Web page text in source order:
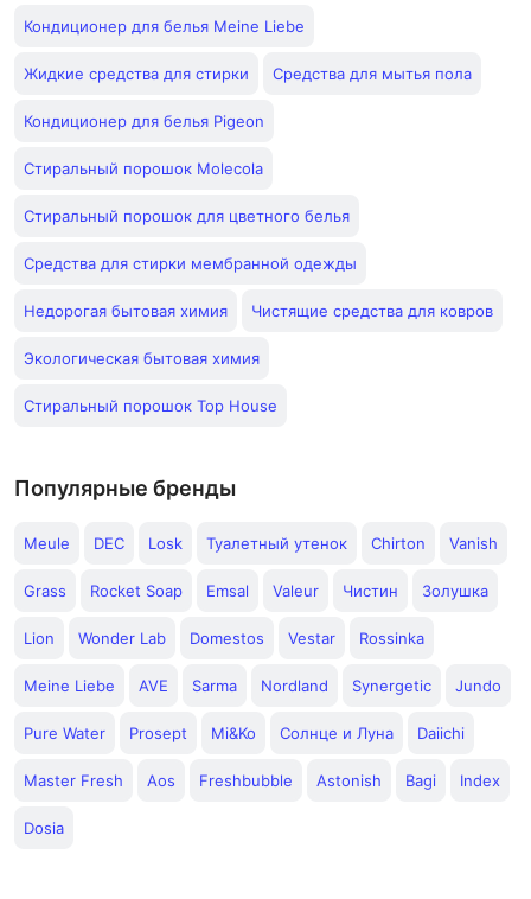
Кондиционер для белья Meine Liebe
Жидкие средства для стирки Средства для мытья пола
Кондиционер для белья Pigeon
Стиральный порошок Molecola
Стиральный порошок для цветного белья
Средства для стирки мембранной одежды
Недорогая бытовая химия Чистящие средства для ковров
Экологическая бытовая химия
Стиральный порошок Top House
Популярные бренды
Meule DEC Losk Туалетный утенок Chirton Vanish
Grass Rocket Soap Emsal Valeur Чистин Золушка
Lion Wonder Lab Domestos Vestar Rossinka
Meine Liebe AVE Sarma Nordland Synergetic Jundo
Pure Water Prosept Mi&Ko Солнце и Луна Daiichi
Master Fresh Aos Freshbubble Astonish Bagi Index
Dosia